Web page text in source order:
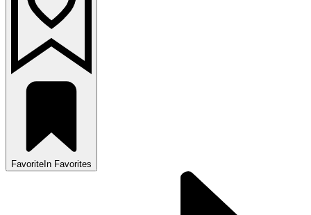
Favorite In Favorites